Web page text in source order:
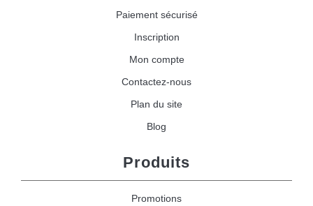
Paiement sécurisé
Inscription
Mon compte
Contactez-nous
Plan du site
Blog
Produits
Promotions